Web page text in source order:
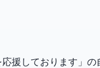
援しております」の